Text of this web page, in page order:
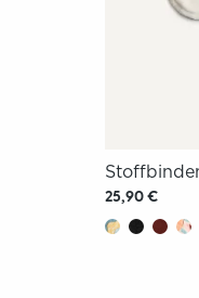
25,90 €